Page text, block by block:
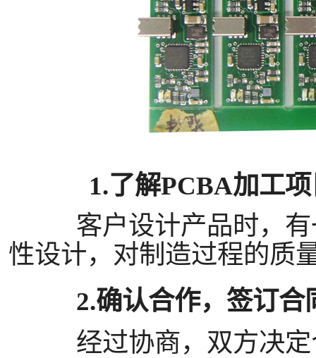
1.了解PCBA加工
客户设计产品时，有
性设计，对制造过程的质
2.确认合作，签订合
经过协商，双方决定